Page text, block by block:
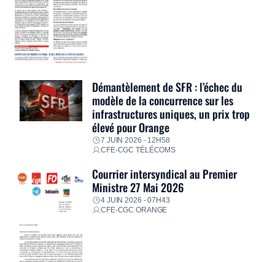
Démantèlement de SFR : l’échec du
modèle de la concurrence sur les
infrastructures uniques, un prix trop
élevé pour Orange
7 JUIN 2026 - 12H58
CFE-CGC TÉLÉCOMS
Courrier intersyndical au Premier
Ministre 27 Mai 2026
4 JUIN 2026 - 07H43
CFE-CGC ORANGE